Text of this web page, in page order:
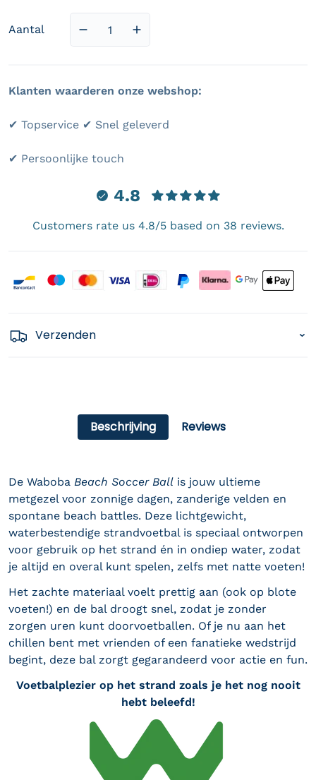
Aantal
Aantal verlagen voor Beach Soccer Ball -
Aantal verhogen voor Beach
Klanten waarderen onze webshop:
✔ Topservice ✔ Snel geleverd
✔ Persoonlijke touch
4.8
Customers rate us 4.8/5 based on 38 reviews.
Payment icons
Verzenden
Beschrijving Reviews
De Waboba Beach Soccer Ball is jouw ultieme
metgezel voor zonnige dagen, zanderige velden en
spontane beach battles. Deze lichtgewicht,
waterbestendige strandvoetbal is speciaal ontworpen
voor gebruik op het strand én in ondiep water, zodat
je altijd en overal kunt spelen, zelfs met natte voeten!
Het zachte materiaal voelt prettig aan (ook op blote
voeten!) en de bal droogt snel, zodat je zonder
zorgen uren kunt doorvoetballen. Of je nu aan het
chillen bent met vrienden of een fanatieke wedstrijd
begint, deze bal zorgt gegarandeerd voor actie en fun.
Voetbalplezier op het strand zoals je het nog nooit
hebt beleefd!